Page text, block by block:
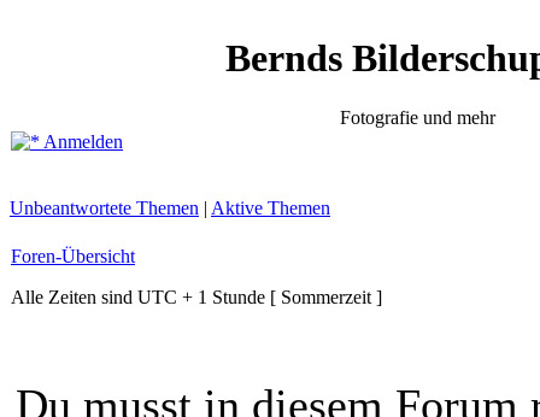
Bernds
Fotografie und mehr
Anmelden
Unbeantwortete Themen | Aktive Themen
Foren-Übersicht
Alle Zeiten sind UTC + 1 Stunde [ Sommerzeit ]
Du musst in diesem